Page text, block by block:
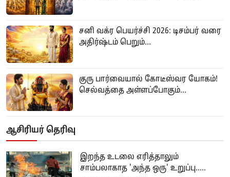
சனி வக்ர பெயர்ச்சி 2026: டிசம்பர் வரை
அதிர்ஷ்டம் பெறும்...
குரு பார்வையால் கோடீஸ்வர யோகம்!
செல்வத்தை அள்ளப்போகும்...
ஆசிரியர் தெரிவு
இறந்த உடலை எரித்தாலும்
சாம்பலாகாத 'அந்த ஒரு' உறுப்பு.....